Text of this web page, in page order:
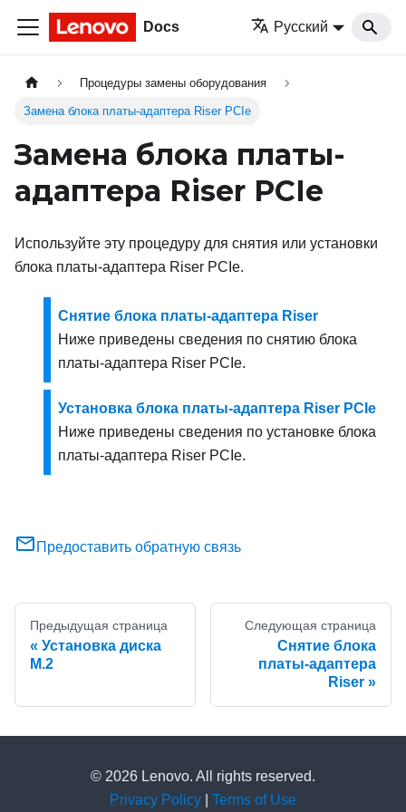
Docs Русский
Процедуры замены оборудования
Замена блока платы-адаптера Riser PCIe
Замена блока платы-
адаптера Riser PCIe
Используйте эту процедуру для снятия или установки
блока платы-адаптера Riser PCIe.
Снятие блока платы-адаптера Riser
Ниже приведены сведения по снятию блока
платы-адаптера Riser PCIe.
Установка блока платы-адаптера Riser PCIe
Ниже приведены сведения по установке блока
платы-адаптера Riser PCIe.
Предоставить обратную связь
Предыдущая страница
Установка диска
M.2
Следующая страница
Снятие блока
платы-адаптера
Riser
© 2026 Lenovo. All rights reserved.
Privacy Policy
Terms of Use